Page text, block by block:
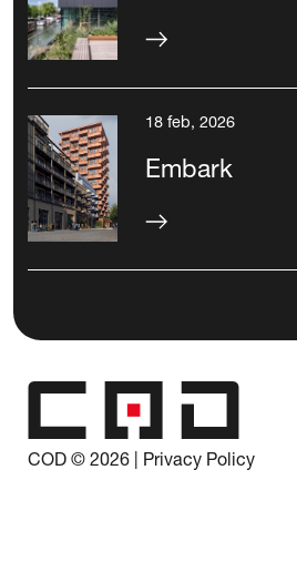
Embark
18 feb, 2026
COD © 2026 Privacy Policy